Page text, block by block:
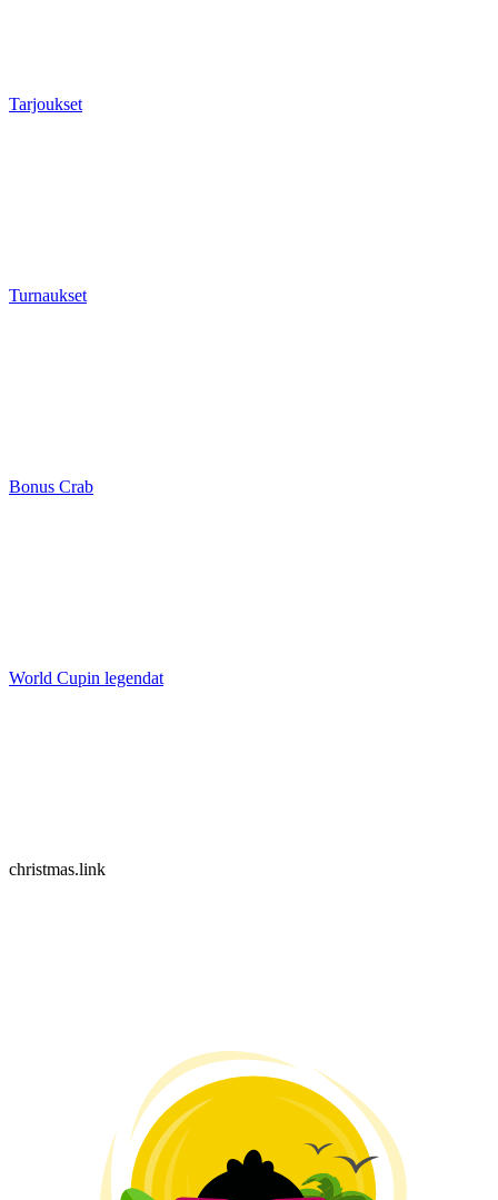
Tarjoukset
Turnaukset
Bonus Crab
World Cupin legendat
christmas.link